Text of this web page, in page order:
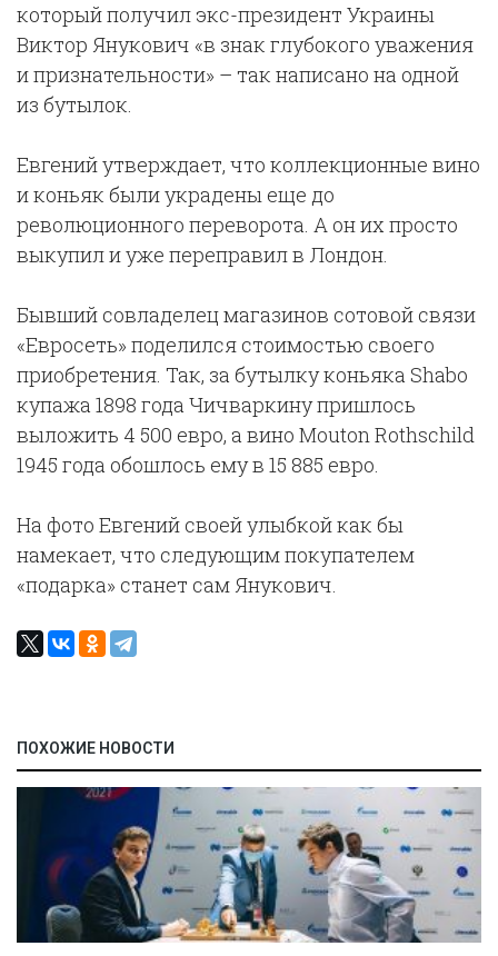
который получил экс-президент Украины
Виктор Янукович «в знак глубокого уважения
и признательности» – так написано на одной
из бутылок.
Евгений утверждает, что коллекционные вино
и коньяк были украдены еще до
революционного переворота. А он их просто
выкупил и уже переправил в Лондон.
Бывший совладелец магазинов сотовой связи
«Евросеть» поделился стоимостью своего
приобретения. Так, за бутылку коньяка Shabo
купажа 1898 года Чичваркину пришлось
выложить 4 500 евро, а вино Mouton Rothschild
1945 года обошлось ему в 15 885 евро.
На фото Евгений своей улыбкой как бы
намекает, что следующим покупателем
«подарка» станет сам Янукович.
ПОХОЖИЕ НОВОСТИ